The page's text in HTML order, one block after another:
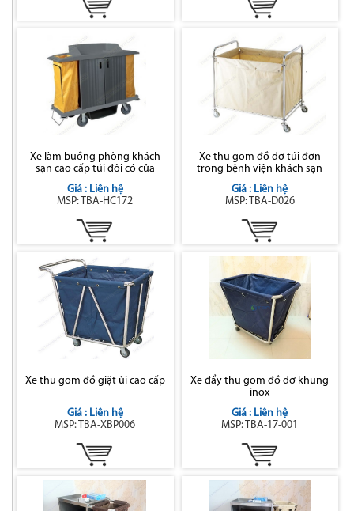
Xe làm buồng phòng khách
sạn cao cấp túi đôi có cửa
Giá : Liên hệ
MSP: TBA-HC172
Xe thu gom đồ dơ túi đơn
trong bệnh viện khách sạn
Giá : Liên hệ
MSP: TBA-D026
Xe thu gom đồ giặt ủi cao cấp
Giá : Liên hệ
MSP: TBA-XBP006
Xe đẩy thu gom đồ dơ khung
inox
Giá : Liên hệ
MSP: TBA-17-001